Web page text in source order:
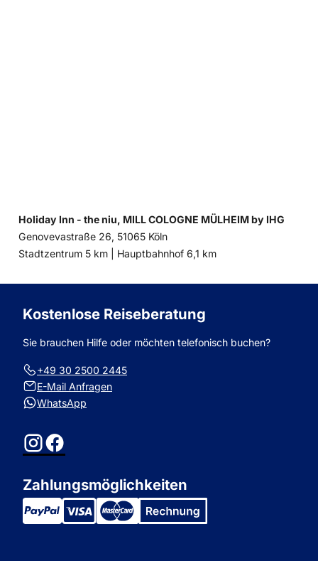
Holiday Inn - the niu, MILL COLOGNE MÜLHEIM by IHG
Genovevastraße 26, 51065 Köln
Entfernung
Stadtzentrum 5 km | Entfernung
Hauptbahnhof 6,1 km
Kostenlose Reiseberatung
Sie brauchen Hilfe oder möchten telefonisch buchen?
+49 30 2500 2445
E-Mail Anfragen
WhatsApp
InstagramFacebook
Zahlungsmöglichkeiten